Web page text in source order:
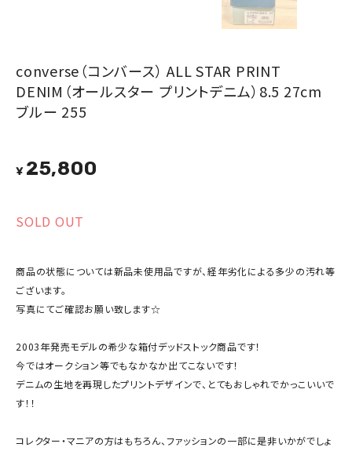
converse（コンバース） ALL STAR PRINT
DENIM（オールスター プリントデニム）8.5 27cm
ブルー 255
¥ 25,800
SOLD OUT
商品の状態については新品未使用品ですが、経年劣化による多少の汚れ等
ございます。
写真にてご確認お願い致します☆
2003年発売モデルの希少な箱付デッドストック商品です！
今ではオークション等でもなかなか出てこないです！
デニムの生地を再現したプリントデザインで、とてもおしゃれでかっこいいで
す！！
コレクター・マニアの方はもちろん、ファッションの一部に是非いかがでしょ